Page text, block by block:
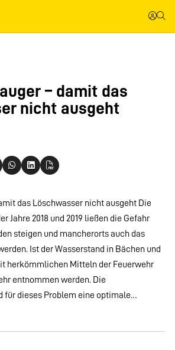
– damit das
nicht ausgeht
das Löschwasser nicht ausgeht Die
Jahre 2018 und 2019 ließen die Gefahr
steigen und mancherorts auch das
Ist der Wasserstand in Bächen und
herkömmlichen Mitteln der Feuerwehr
entnommen werden. Die
für dieses Problem eine optimale…